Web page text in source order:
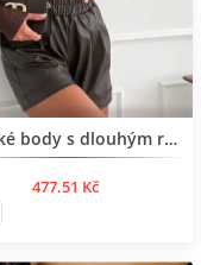
Нов продуктDámské body s dlouhým rukávem
477.51 Kč